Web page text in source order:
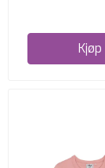
Kjøp